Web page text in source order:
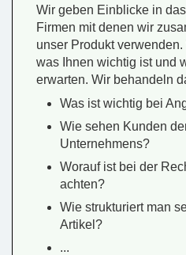
Wir geben Einblicke in
Firmen mit denen wir
unser Produkt
was Ihnen wichtig ist und
erwarten. Wir behandeln
Was ist wichtig bei
Wie sehen Kunden
Unternehmens?
Worauf ist bei der
achten?
Wie strukturiert man
Artikel?
...